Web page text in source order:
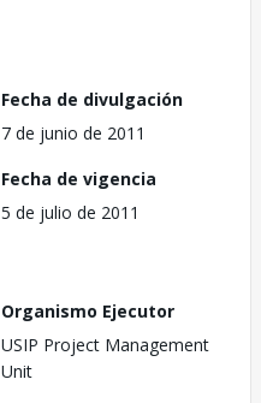
Fecha de divulgación
7 de junio de 2011
Fecha de vigencia
5 de julio de 2011
Organismo Ejecutor
USIP Project Management
Unit